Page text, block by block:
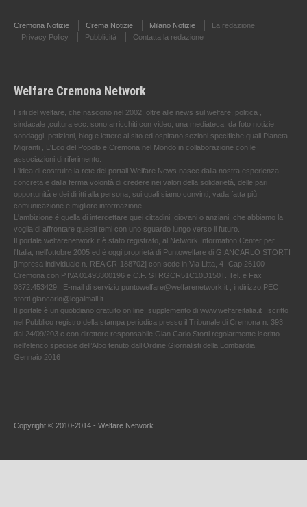
Cremona Notizie Crema Notizie Milano Notizie
La redazione
Privacy Policy
Pubblicità Contatta la redazione
Welfare Cremona Network
I siti del welfare, che nascono nel 2002, oltre alle news sul welfare, politica ,
sindacale ,cultura ecc. sono arricchiti con video, una mediateca, da foto notizie,
sondaggi, petizioni, blog e lettere al sito ed ospitano sezioni specifiche quali Pianeta
Migranti , L'Eco del Popolo e Cremona nel Mondo in collaborazione con le
associazioni di riferimento.
L'idea di costruire la rete dei portali Welfare News nasce dalla nostra esperienza
concreta e dalla ferma volontà di credere nei valori della solidarietà, delle pari
opportunità e dei diritti alla persona, sui quali siamo convinti, vada fatta più
comunicazione e migliore informazione.
L'ambizione è quella di intercettare quei cittadini, giovani o anziani, che abbiamo la
voglia di affrontare questi temi con uno sguardo lungo verso il futuro.
Il portale welfarenetwork.it è stato registrato, al Network Information Center per
l'Italia, nell’ottobre 2005 ed è oggi proprietà di Puntowelfare di GIANCARLO STORTI
[Impresa individuale n. REA CR-188702] con sede in Via Litta, 4- Cap 26100
Cremona con P.IVA 01493300196 e C.F. STRGCR51C10D150T. Tel. e Fax
0372.453429 . E-mail di servizio puntowelfare@welfarenetwork.it ; indirizzo PEC
storti.giancarlo@legalmail.it
Il portale è un quotidiano gratuito on line, supplemento di www.welfareitalia.it ,Iscritto
nel Pubblico registro della stampa periodica presso il Tribunale di Cremona n. 393
dal 24/09/203 e con direttore responsabile Gian Carlo Storti regolarmente iscritto
nell’elenco speciale dell’Albo tenuto dall’Ordine Giornalisti della Lombardia.
Gennaio 2016
Copyright © 2010-2014 - Welfare Network